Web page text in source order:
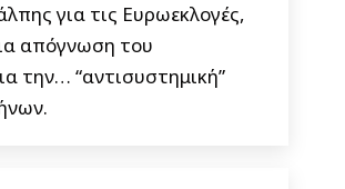
για τις Ευρωεκλογές,
απόγνωση του
την… “αντισυστημική”